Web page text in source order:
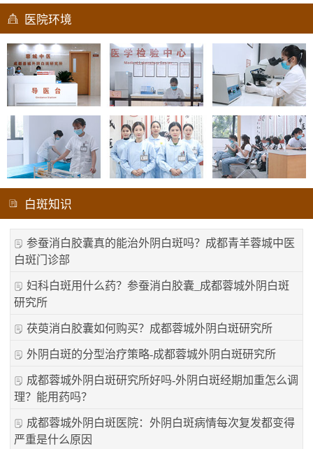
医院环境
白斑知识
参蚕消白胶囊真的能治外阴白斑吗？成都青羊蓉城中医
白斑门诊部
妇科白斑用什么药？参蚕消白胶囊_成都蓉城外阴白斑
研究所
茯萸消白胶囊如何购买？成都蓉城外阴白斑研究所
外阴白斑的分型治疗策略-成都蓉城外阴白斑研究所
成都蓉城外阴白斑研究所好吗-外阴白斑经期加重怎么调
理？能用药吗？
成都蓉城外阴白斑医院：外阴白斑病情每次复发都变得
严重是什么原因